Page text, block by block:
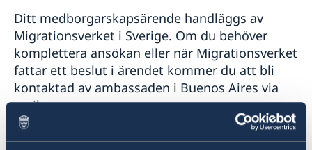
Svenska företag i Uruguay
Anmäl handelshinder
Ditt medborgarskapsärende handläggs av
Migrationsverket i Sverige. Om du behöver
komplettera ansökan eller när Migrationsverket
fattar ett beslut i ärendet kommer du att bli
kontaktad av ambassaden i Buenos Aires via
mejl.
Senast uppdaterad 17 juli 2024, 09.44